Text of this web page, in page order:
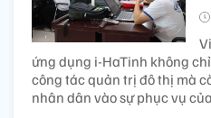
ứng dụng i-HaTinh không
công tác quản trị đô thị mà
nhân dân vào sự phục vụ